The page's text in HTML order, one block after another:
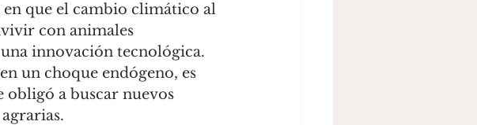
en que el cambio climático al
con animales
innovación tecnológica.
un choque endógeno, es
a buscar nuevos